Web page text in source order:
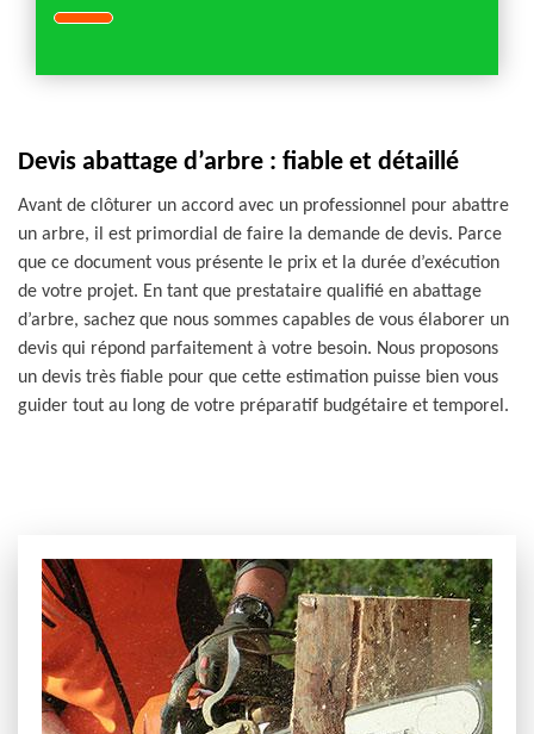
Devis abattage d’arbre : fiable et détaillé
Avant de clôturer un accord avec un professionnel pour abattre
un arbre, il est primordial de faire la demande de devis. Parce
que ce document vous présente le prix et la durée d’exécution
de votre projet. En tant que prestataire qualifié en abattage
d’arbre, sachez que nous sommes capables de vous élaborer un
devis qui répond parfaitement à votre besoin. Nous proposons
un devis très fiable pour que cette estimation puisse bien vous
guider tout au long de votre préparatif budgétaire et temporel.